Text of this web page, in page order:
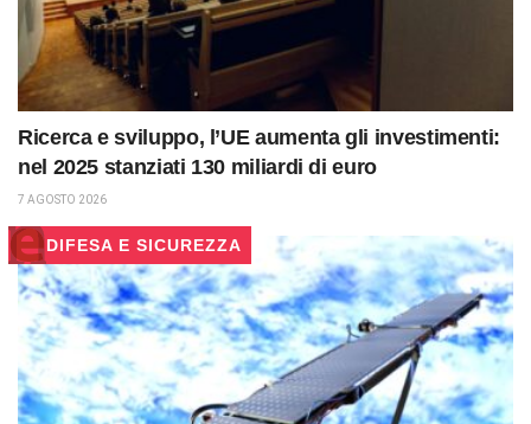
Ricerca e sviluppo, l’UE aumenta gli investimenti:
nel 2025 stanziati 130 miliardi di euro
7 AGOSTO 2026
DIFESA E SICUREZZA